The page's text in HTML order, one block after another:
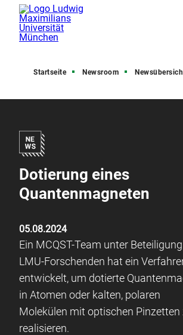
Startseite Newsroom
Dotierung eines
Quantenmagneten
05.08.2024
Ein MCQST-Team unter
LMU-Forschenden hat ein
entwickelt, um dotierte
in Atomen oder kalten, polaren
Molekülen mit optischen Pinzetten
realisieren.